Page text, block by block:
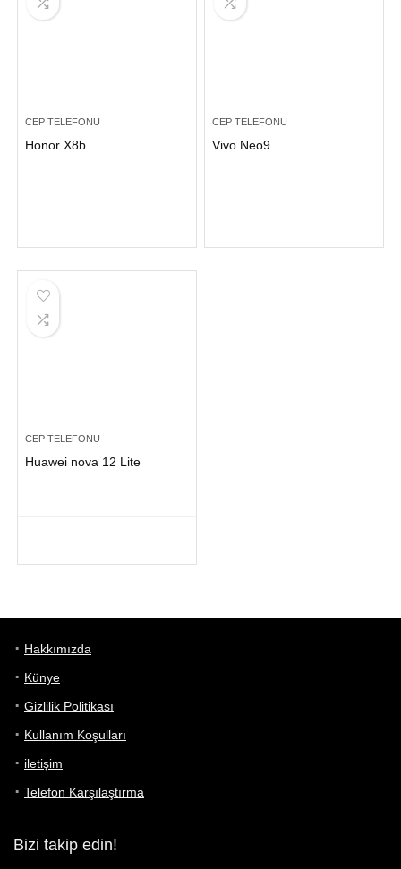
CEP TELEFONU
Honor X8b
CEP TELEFONU
Vivo Neo9
CEP TELEFONU
Huawei nova 12 Lite
Hakkımızda
Künye
Gizlilik Politikası
Kullanım Koşulları
iletişim
Telefon Karşılaştırma
Bizi takip edin!